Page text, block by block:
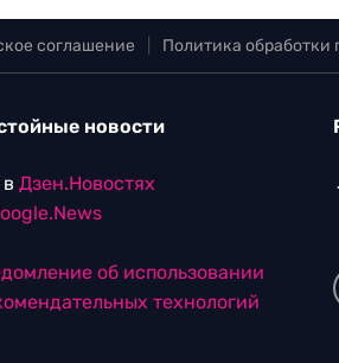
соглашение Политика
новости
Дзен.Новостях
об использовании
технологий